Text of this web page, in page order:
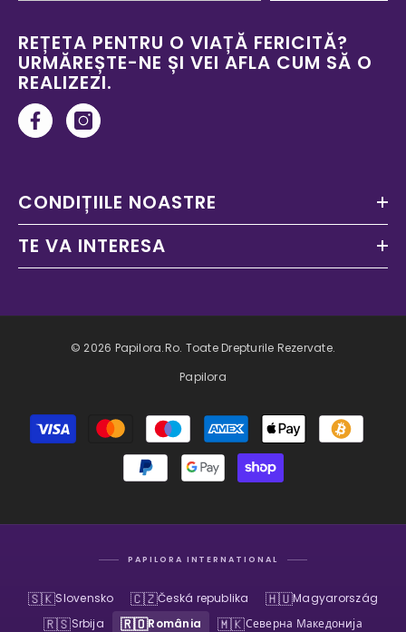
REȚETA PENTRU O VIAȚĂ FERICITĂ?
URMĂREȘTE-NE ȘI VEI AFLA CUM SĂ O
REALIZEZI.
CONDIȚIILE NOASTRE
TE VA INTERESA
© 2026 Papilora.ro. Toate Drepturile Rezervate.
Papilora
Metode
de
plată
PAPILORA INTERNATIONAL
🇸🇰Slovensko 🇨🇿Česká republika 🇭🇺Magyarország
🇷🇸Srbija 🇷🇴România 🇲🇰Северна Македонија